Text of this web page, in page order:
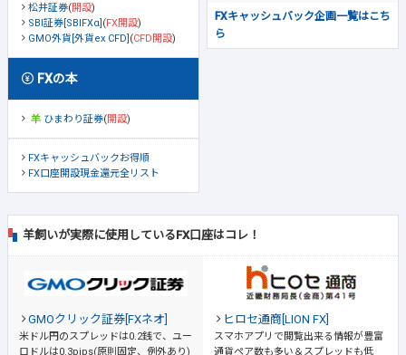
松井証券(開設)
SBI証券[SBIFXα] (FX開設)
GMO外貨[外貨ex CFD] (CFD開設)
FXの本
ひまわり証券(開設)
FXキャッシュバックお得順
FX口座開設現金還元全リスト
FXキャッシュバック企画一覧はこち
ら
羊飼いが実際に使用しているFX口座はコレ！
GMOクリック証券[FXネオ]
米ドル円のスプレッドは0.2銭で、ユー
ロドルは0.3pips(原則固定、例外あり)
ヒロセ通商[LION FX]
スマホアプリで閲覧出来る情報が豊富
通貨ペア数も多い＆スプレッドも低